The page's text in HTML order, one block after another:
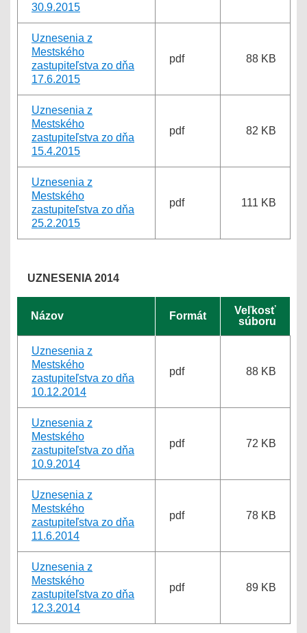
30.9.2015
Uznesenia z
Mestského
zastupiteľstva zo dňa
17.6.2015
pdf 88 KB
Uznesenia z
Mestského
zastupiteľstva zo dňa
15.4.2015
pdf 82 KB
Uznesenia z
Mestského
zastupiteľstva zo dňa
25.2.2015
pdf 111 KB
UZNESENIA 2014
Názov Formát
Veľkosť
súboru
Uznesenia z
Mestského
zastupiteľstva zo dňa
10.12.2014
pdf 88 KB
Uznesenia z
Mestského
zastupiteľstva zo dňa
10.9.2014
pdf 72 KB
Uznesenia z
Mestského
zastupiteľstva zo dňa
11.6.2014
pdf 78 KB
Uznesenia z
Mestského
zastupiteľstva zo dňa
12.3.2014
pdf 89 KB